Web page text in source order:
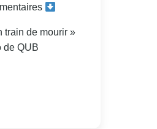
train de mourir »
de QUB